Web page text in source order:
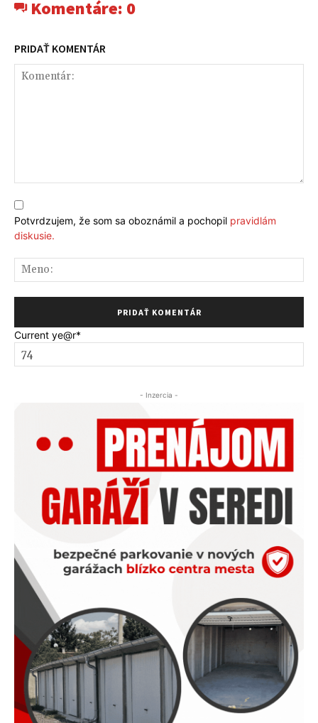
Komentáre: 0
PRIDAŤ KOMENTÁR
Potvrdzujem, že som sa oboznámil a pochopil pravidlám
diskusie.
Current ye@r*
- Inzercia -